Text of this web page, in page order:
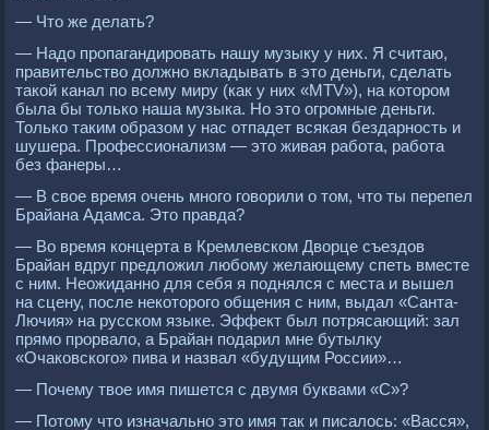
— Что же делать?
— Надо пропагандировать нашу музыку у них. Я считаю,
правительство должно вкладывать в это деньги, сделать
такой канал по всему миру (как у них «MTV»), на котором
была бы только наша музыка. Но это огромные деньги.
Только таким образом у нас отпадет всякая бездарность и
шушера. Профессионализм — это живая работа, работа
без фанеры…
— В свое время очень много говорили о том, что ты перепел
Брайана Адамса. Это правда?
— Во время концерта в Кремлевском Дворце съездов
Брайан вдруг предложил любому желающему спеть вместе
с ним. Неожиданно для себя я поднялся с места и вышел
на сцену, после некоторого общения с ним, выдал «Санта-
Лючия» на русском языке. Эффект был потрясающий: зал
прямо прорвало, а Брайан подарил мне бутылку
«Очаковского» пива и назвал «будущим России»…
— Почему твое имя пишется с двумя буквами «С»?
— Потому что изначально это имя так и писалось: «Васся»,